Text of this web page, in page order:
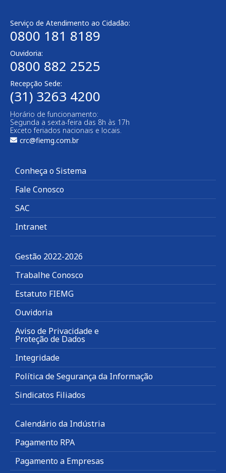
Serviço de Atendimento ao Cidadão:
0800 181 8189
Ouvidoria:
0800 882 2525​
Recepção Sede:
(31) 3263 4200
Horário de funcionamento:
Segunda a sexta-feira das 8h às 17h
Exceto feriados nacionais e locais.
crc@fiemg.com.br
Conheça o Sistema
Fale Conosco
SAC
Intranet
Gestão 2022-2026
Trabalhe Conosco
Estatuto FIEMG
Ouvidoria
Aviso de Privacidade e
Proteção de Dados
Integridade
Política de Segurança da Informação
Sindicatos Filiados
Calendário da Indústria
Pagamento RPA
Pagamento a Empresas